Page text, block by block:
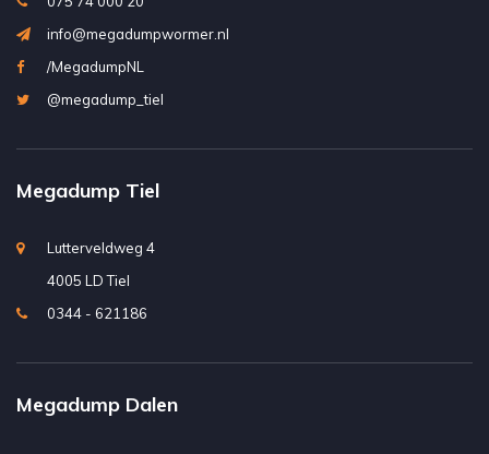
info@megadumpwormer.nl
/MegadumpNL
@megadump_tiel
Megadump Tiel
Lutterveldweg 4
4005 LD Tiel
0344 - 621186
Megadump Dalen